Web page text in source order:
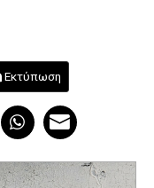
Εκτύπωση